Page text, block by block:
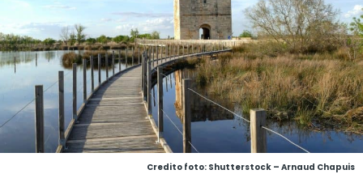
Credito foto: Shutterstock – Arnaud Chapuis